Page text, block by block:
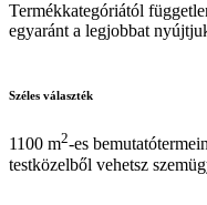
Termékkategóriától
egyaránt a legjobbat
Széles választék
1100 m2-es
testközelből vehetsz